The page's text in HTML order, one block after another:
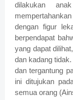
dilakukan
dengan figur
berpendapat
yang dapat
dan kadang
dan tergantung
ini ditujukan
semua orang